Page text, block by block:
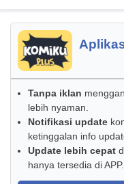
Tanpa iklan
lebih nyaman.
Notifikasi update
ketinggalan info
Update lebih cepat
hanya tersedia di APP.